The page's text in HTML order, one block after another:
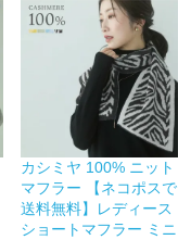
カシミヤ 100% ニット
マフラー 【ネコポスで
送料無料】レディース
ショートマフラー ミニ